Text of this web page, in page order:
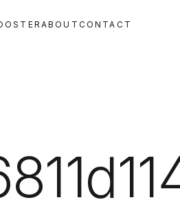
ABOUT CONTACT